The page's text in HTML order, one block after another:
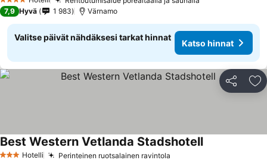
4 Tähtiluokitus
7,9 Hyvä 1 983 Värnamo
Valitse päivät nähdäksesi tarkat hinnat
Katso hinnat
Jaa
Hotelli Perinteinen ruotsalainen ravintola
Best Western Vetlanda Stadshotell